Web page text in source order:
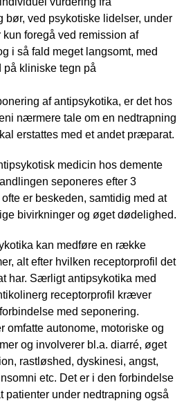
bør, ved psykotiske lidelser, under
foregå ved remission af
i så fald meget langsomt, med
kliniske tegn på
af antipsykotika, er det hos
nærmere tale om en nedtrapning
erstattes med et andet præparat.
medicin hos demente
seponeres efter 3
er beskeden, samtidig med at
bivirkninger og øget dødelighed.
kan medføre en række
alt efter hvilken receptorprofil det
har. Særligt antipsykotika med
receptorprofil kræver
med seponering.
omfatte autonome, motoriske og
og involverer bl.a. diarré, øget
rastløshed, dyskinesi, angst,
etc. Det er i den forbindelse
patienter under nedtrapning også